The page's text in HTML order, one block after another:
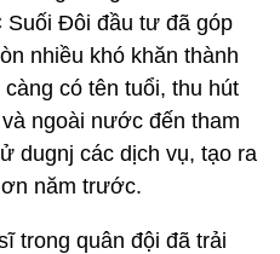
Suối Đôi đầu tư đã góp
nhiều khó khăn thành
có tên tuổi, thu hút
ngoài nước đến tham
dugnj các dịch vụ, tạo ra
năm trước.
trong quân đội đã trải